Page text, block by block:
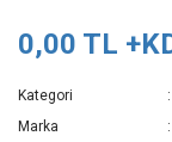
0,00 TL
Kategori
Marka